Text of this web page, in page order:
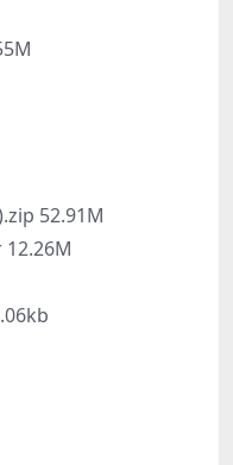
52.91M